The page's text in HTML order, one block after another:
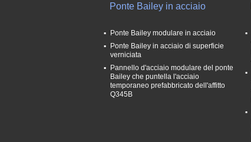
Ponte Bailey in acciaio
Ponte Bailey modulare in acciaio
Ponte Bailey in acciaio di superficie
verniciata
Pannello d'acciaio modulare del ponte
Bailey che puntella l'acciaio
temporaneo prefabbricato dell'affitto
Q345B